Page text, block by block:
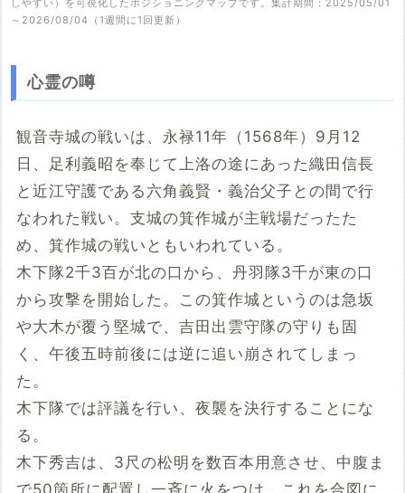
しやすい）を可視化したポジショニングマップです。集計期間：2025/05/01
～2026/08/04（1週間に1回更新）
心霊の噂
観音寺城の戦いは、永禄11年（1568年）9月12
日、足利義昭を奉じて上洛の途にあった織田信長
と近江守護である六角義賢・義治父子との間で行
なわれた戦い。支城の箕作城が主戦場だったた
め、箕作城の戦いともいわれている。
木下隊2千3百が北の口から、丹羽隊3千が東の口
から攻撃を開始した。この箕作城というのは急坂
や大木が覆う堅城で、吉田出雲守隊の守りも固
く、午後五時前後には逆に追い崩されてしまっ
た。
木下隊では評議を行い、夜襲を決行することにな
る。
木下秀吉は、3尺の松明を数百本用意させ、中腹ま